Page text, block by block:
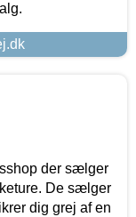
der sælger
De sælger
dig grej af en